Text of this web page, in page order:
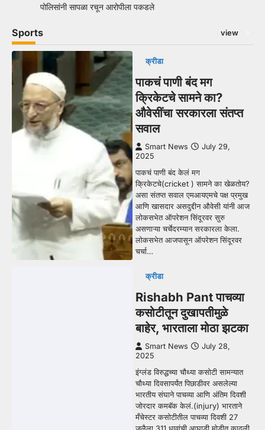
पोलिसांनी सापळा रचून आरोपीला पकडले
Sports view
क्रीडा
पाकचं पाणी बंद मग
क्रिकेटचे सामने का?
औवेसींचा सरकारला संतप्त
सवाल
Smart News
July 29,
2025
पाकचं पाणी बंद केलं मग
क्रिकेटचे(cricket ) सामने का खेळतोय?
असा संतप्त सवाल एमआयएमचे पक्ष प्रमुख
आणि खासदार असदुद्दीन औवेसी यांनी आज
लोकसभेत ऑपरेशन सिंदूरवर सुरु
असणाऱ्या चर्चेदरम्यान सरकारला केला.
लोकसभेत आजपासून ऑपरेशन सिंदूरवर
चर्चा…
क्रीडा
Rishabh Pant पाचव्या
कसोटीतून दुखापतीमुळे
बाहेर, भारताला मोठा झटका
Smart News
July 28,
2025
इंग्लंड विरुद्धच्या चौथ्या कसोटी सामन्यात
चौथ्या दिवसापर्यंत पिछाडीवर असलेल्या
भारतीय संघाने पाचव्या आणि अंतिम दिवशी
जोरदार कमबॅक केलं.(injury) भारताने
मँचेस्टर कसोटीतील पाचव्या दिवशी 27
जुलैला 311 धावांची आघाडी मोडीत काढली